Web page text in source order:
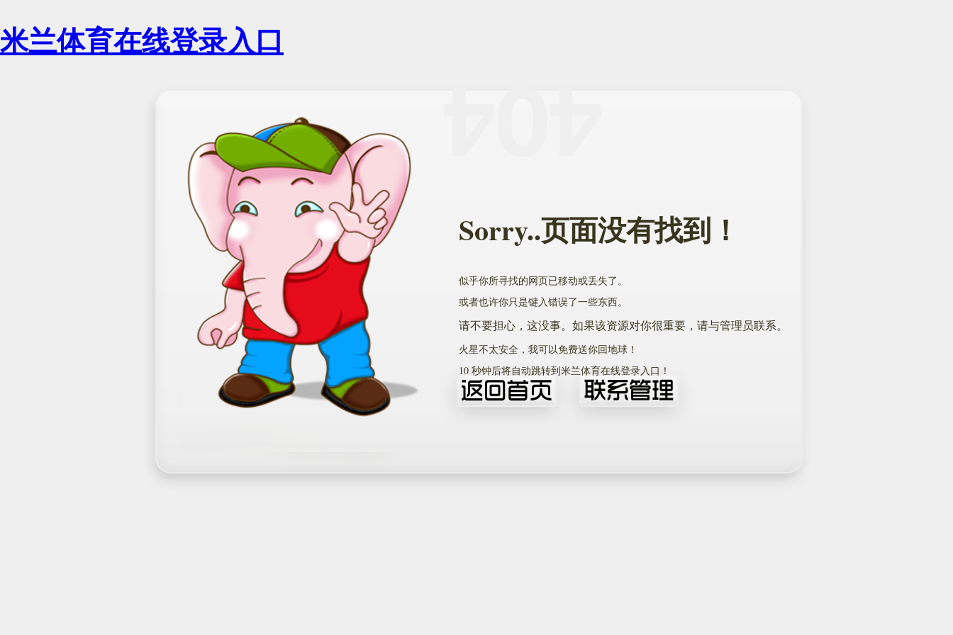
米兰体育在线登录入口
Sorry..页面没有找到！
似乎你所寻找的网页已移动或丢失了。
或者也许你只是键入错误了一些东西。
请不要担心，这没事。如果该资源对你很重要，请与管理员联系。
火星不太安全，我可以免费送你回地球！
10秒钟后将自动跳转到米兰体育在线登录入口！